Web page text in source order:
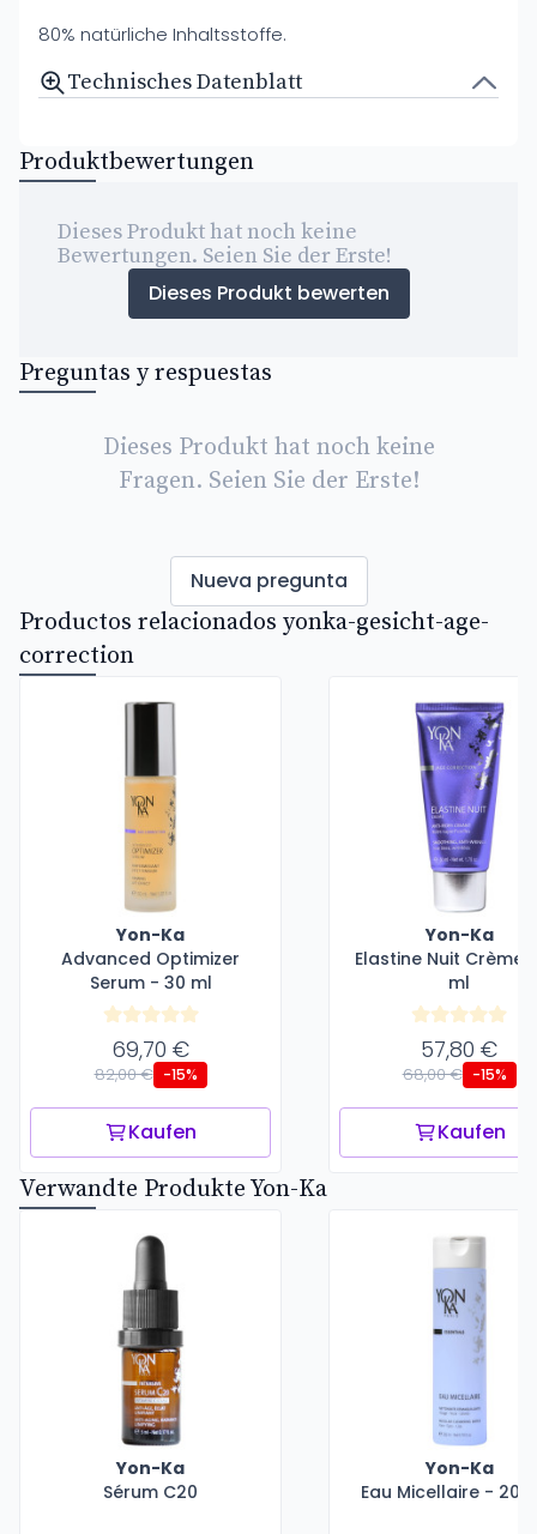
80% natürliche Inhaltsstoffe.
Technisches Datenblatt
Produktbewertungen
Dieses Produkt hat noch keine
Bewertungen. Seien Sie der Erste!
Dieses Produkt bewerten
Preguntas y respuestas
Dieses Produkt hat noch keine
Fragen. Seien Sie der Erste!
Nueva pregunta
Productos relacionados yonka-gesicht-age-
correction
Yon-Ka
Advanced Optimizer
Serum - 30 ml
69,70 €
82,00 € -15%
Kaufen
Yon-Ka
Elastine Nuit Crème
ml
57,80 €
68,00 € -15%
Kaufen
Verwandte Produkte Yon-Ka
Yon-Ka
Sérum C20
Yon-Ka
Eau Micellaire - 200